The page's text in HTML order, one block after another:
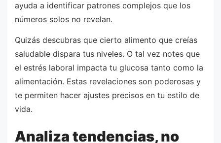
ayuda a identificar patrones complejos que los
números solos no revelan.
Quizás descubras que cierto alimento que creías
saludable dispara tus niveles. O tal vez notes que
el estrés laboral impacta tu glucosa tanto como la
alimentación. Estas revelaciones son poderosas y
te permiten hacer ajustes precisos en tu estilo de
vida.
Analiza tendencias, no